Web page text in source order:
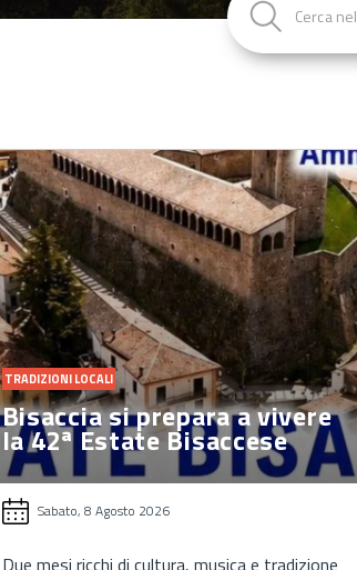
TRADIZIONI LOCALI
"Il Borgo dei Desideri"
torna a Summonte
Sabato, 8 Agosto 2026
Un grande albero carico di desideri, un antico